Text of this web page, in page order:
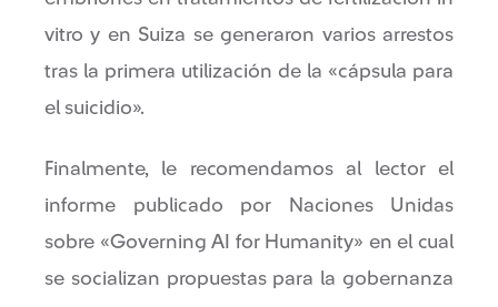
vitro y en Suiza se generaron varios arrestos
tras la primera utilización de la «cápsula para
el suicidio».
Finalmente, le recomendamos al lector el
informe publicado por Naciones Unidas
sobre «Governing AI for Humanity» en el cual
se socializan propuestas para la gobernanza